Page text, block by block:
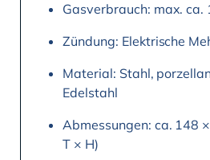
Gasverbrauch: max. ca.
Zündung: Elektrische
Material: Stahl,
Edelstahl
Abmessungen: ca. 148
T × H)